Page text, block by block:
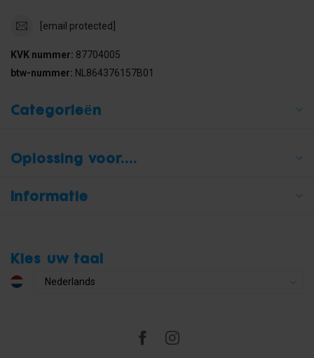
[email protected]
KVK nummer: 87704005
btw-nummer: NL864376157B01
Categorieën
Oplossing voor....
Informatie
Kies uw taal